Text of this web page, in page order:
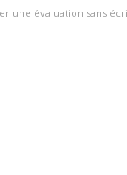
une évaluation sans